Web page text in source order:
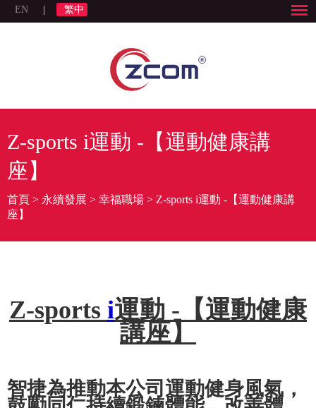
EN 繁中
Z-sports i運動 -【運動健康講
座】
首頁 > 永續發展 > 幸福職場 > Z-sports i運動 -【運動健康講
座】
Z-sports i運動 -【運動健康
講座】
智捷為推動本公司運動健身風氣，